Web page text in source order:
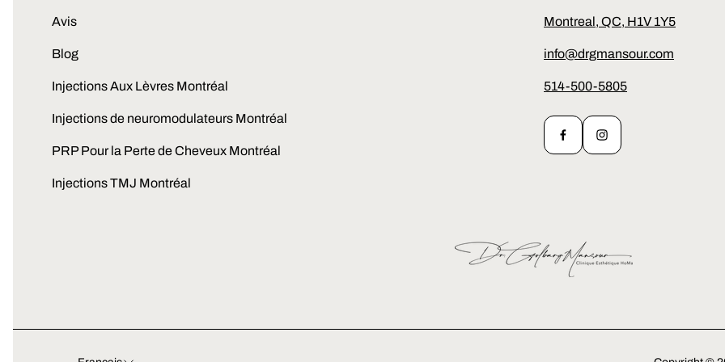
Avis
Blog
Injections Aux Lèvres Montréal
Injections de neuromodulateurs Montréal
PRP Pour la Perte de Cheveux Montréal
Injections TMJ Montréal
Montreal, QC, H1V 1Y5
info@drgmansour.com
514-500-5805